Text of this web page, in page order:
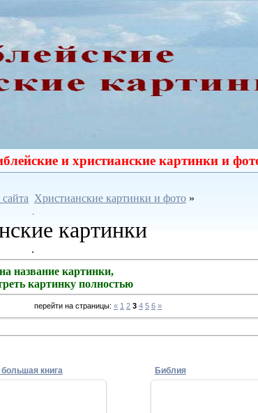
и христианские картинки и
Христианские картинки и фото »
.
картинки
.
название картинки,
картинку полностью
перейти на страницы: « 1 2 3 4 5 6 »
книга Библия